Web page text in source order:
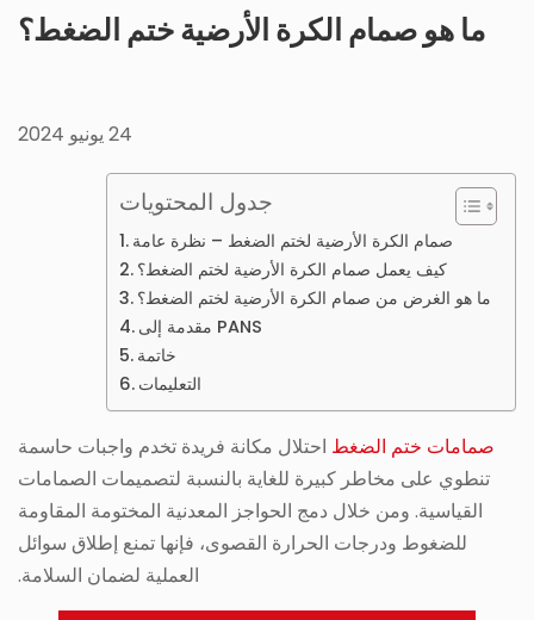
ما هو صمام الكرة الأرضية ختم الضغط؟
24 يونيو 2024
جدول المحتويات
صمام الكرة الأرضية لختم الضغط – نظرة عامة
كيف يعمل صمام الكرة الأرضية لختم الضغط؟
ما هو الغرض من صمام الكرة الأرضية لختم الضغط؟
مقدمة إلى PANS
خاتمة
التعليمات
صمامات ختم الضغط احتلال مكانة فريدة تخدم واجبات حاسمة
تنطوي على مخاطر كبيرة للغاية بالنسبة لتصميمات الصمامات
القياسية. ومن خلال دمج الحواجز المعدنية المختومة المقاومة
للضغوط ودرجات الحرارة القصوى، فإنها تمنع إطلاق سوائل
العملية لضمان السلامة.